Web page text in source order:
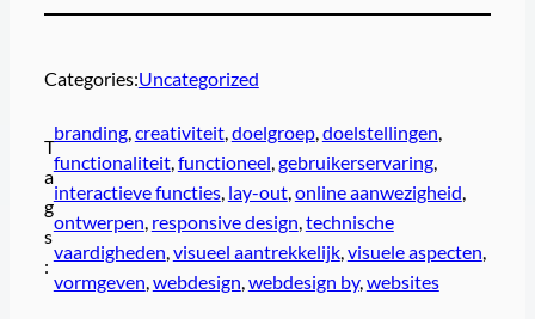
Categories:Uncategorized
T
a
g
s
:
branding, creativiteit, doelgroep, doelstellingen
functionaliteit, functioneel gebruikerservaring
interactieve functies, lay-out, online aanwezigheid
ontwerpen responsive design technische
vaardigheden visueel aantrekkelijk, visuele aspecten
vormgeven webdesign webdesign by, websites